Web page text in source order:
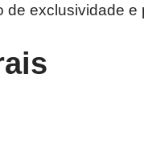
exclusividade e